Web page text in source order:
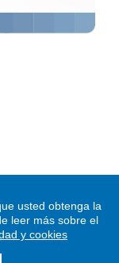
usted obtenga la
leer más sobre el
y cookies